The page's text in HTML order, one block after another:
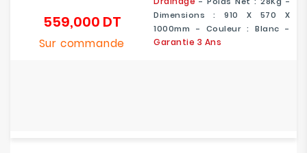
Dimensions : 910 X 570 X
1000mm - Couleur : Blanc -
Garantie 3 Ans
559,000 DTPrix
Sur commande